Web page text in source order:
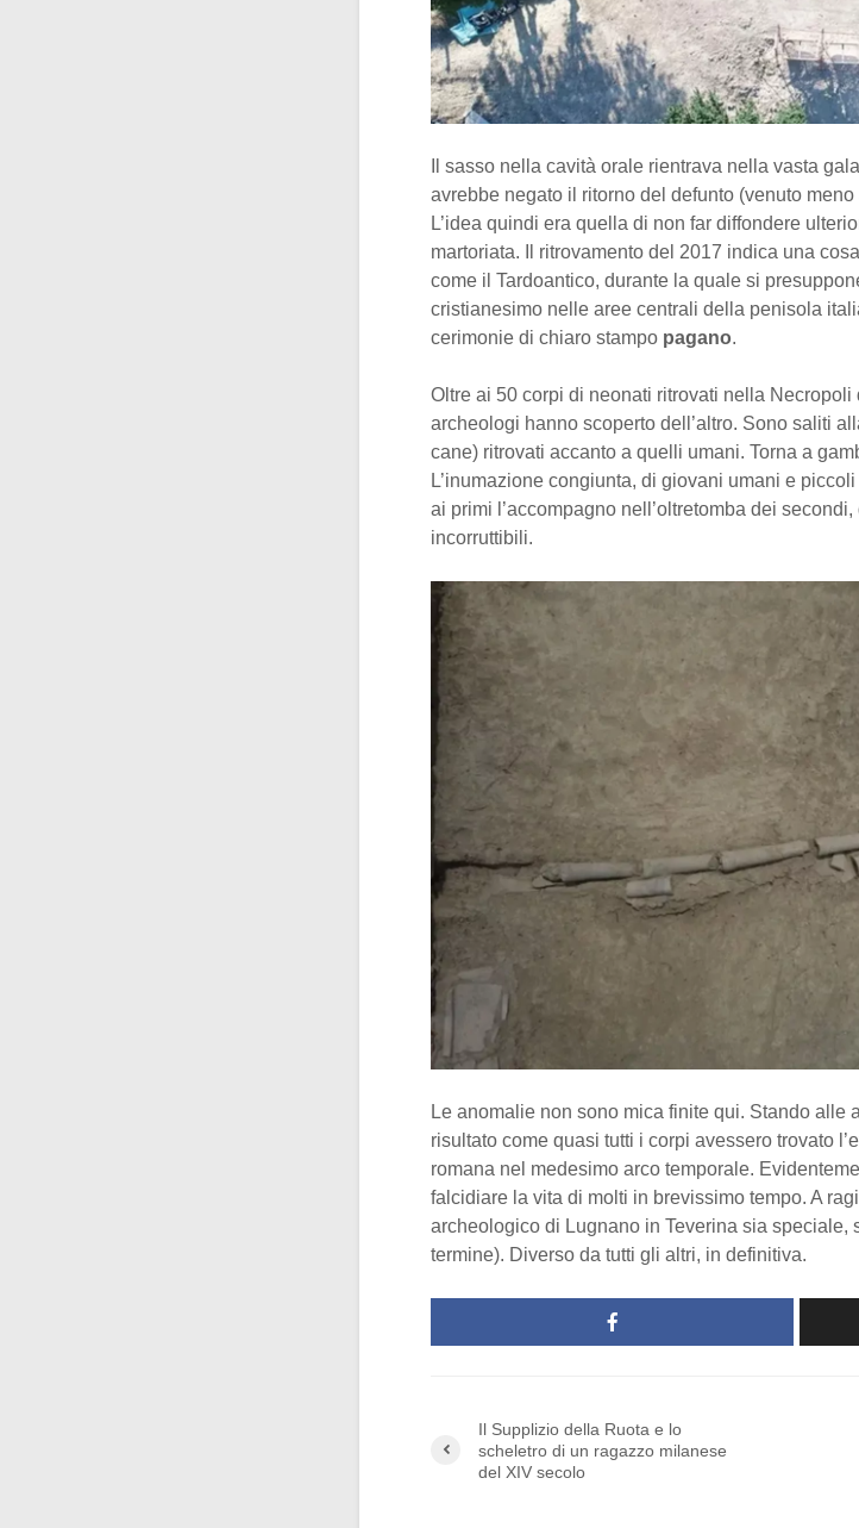
Il sasso nella cavità orale rientrava nella vasta
avrebbe negato il ritorno del defunto (venuto
L’idea quindi era quella di non far diffondere
martoriata. Il ritrovamento del 2017 indica una
come il Tardoantico, durante la quale si
cristianesimo nelle aree centrali della penisola
cerimonie di chiaro stampo pagano.
Oltre ai 50 corpi di neonati ritrovati nella Necropoli
archeologi hanno scoperto dell’altro. Sono saliti
cane) ritrovati accanto a quelli umani. Torna a
L’inumazione congiunta, di giovani umani e
ai primi l’accompagno nell’oltretomba dei
incorruttibili.
Le anomalie non sono mica finite qui. Stando alle
risultato come quasi tutti i corpi avessero trovato
romana nel medesimo arco temporale.
falcidiare la vita di molti in brevissimo tempo. A
archeologico di Lugnano in Teverina sia speciale,
termine). Diverso da tutti gli altri, in definitiva.
Il Supplizio della Ruota e lo
scheletro di un ragazzo milanese
del XIV secolo